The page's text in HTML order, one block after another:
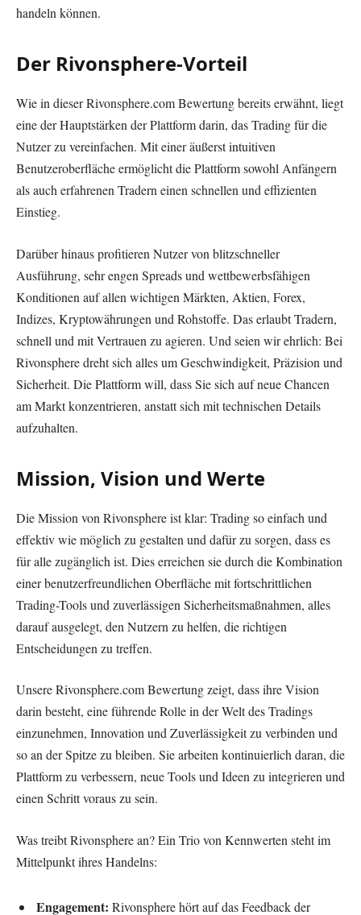
handeln können.
Der Rivonsphere-Vorteil
Wie in dieser Rivonsphere.com Bewertung bereits erwähnt, liegt
eine der Hauptstärken der Plattform darin, das Trading für die
Nutzer zu vereinfachen. Mit einer äußerst intuitiven
Benutzeroberfläche ermöglicht die Plattform sowohl Anfängern
als auch erfahrenen Tradern einen schnellen und effizienten
Einstieg.
Darüber hinaus profitieren Nutzer von blitzschneller
Ausführung, sehr engen Spreads und wettbewerbsfähigen
Konditionen auf allen wichtigen Märkten, Aktien, Forex,
Indizes, Kryptowährungen und Rohstoffe. Das erlaubt Tradern,
schnell und mit Vertrauen zu agieren. Und seien wir ehrlich: Bei
Rivonsphere dreht sich alles um Geschwindigkeit, Präzision und
Sicherheit. Die Plattform will, dass Sie sich auf neue Chancen
am Markt konzentrieren, anstatt sich mit technischen Details
aufzuhalten.
Mission, Vision und Werte
Die Mission von Rivonsphere ist klar: Trading so einfach und
effektiv wie möglich zu gestalten und dafür zu sorgen, dass es
für alle zugänglich ist. Dies erreichen sie durch die Kombination
einer benutzerfreundlichen Oberfläche mit fortschrittlichen
Trading-Tools und zuverlässigen Sicherheitsmaßnahmen, alles
darauf ausgelegt, den Nutzern zu helfen, die richtigen
Entscheidungen zu treffen.
Unsere Rivonsphere.com Bewertung zeigt, dass ihre Vision
darin besteht, eine führende Rolle in der Welt des Tradings
einzunehmen, Innovation und Zuverlässigkeit zu verbinden und
so an der Spitze zu bleiben. Sie arbeiten kontinuierlich daran, die
Plattform zu verbessern, neue Tools und Ideen zu integrieren und
einen Schritt voraus zu sein.
Was treibt Rivonsphere an? Ein Trio von Kennwerten steht im
Mittelpunkt ihres Handelns:
Engagement: Rivonsphere hört auf das Feedback der